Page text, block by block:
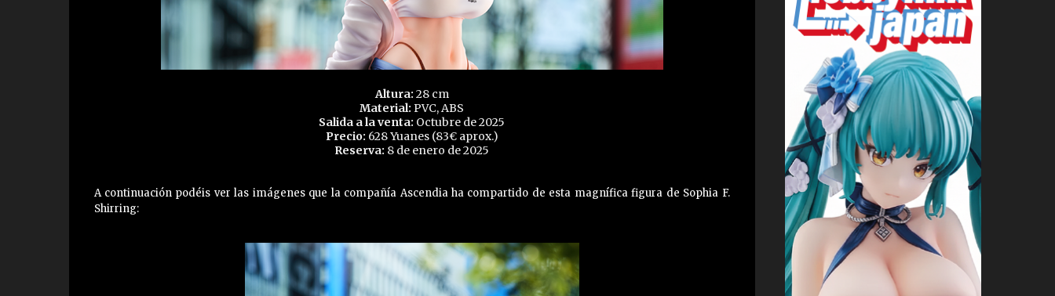
Altura: 28 cm
Material: PVC, ABS
Salida a la venta: Octubre de 2025
Precio: 628 Yuanes (83€ aprox.)
Reserva: 8 de enero de 2025
A continuación podéis ver las imágenes que la compañía Ascendia ha compartido de esta magnífica figura de Sophia F.
Shirring: